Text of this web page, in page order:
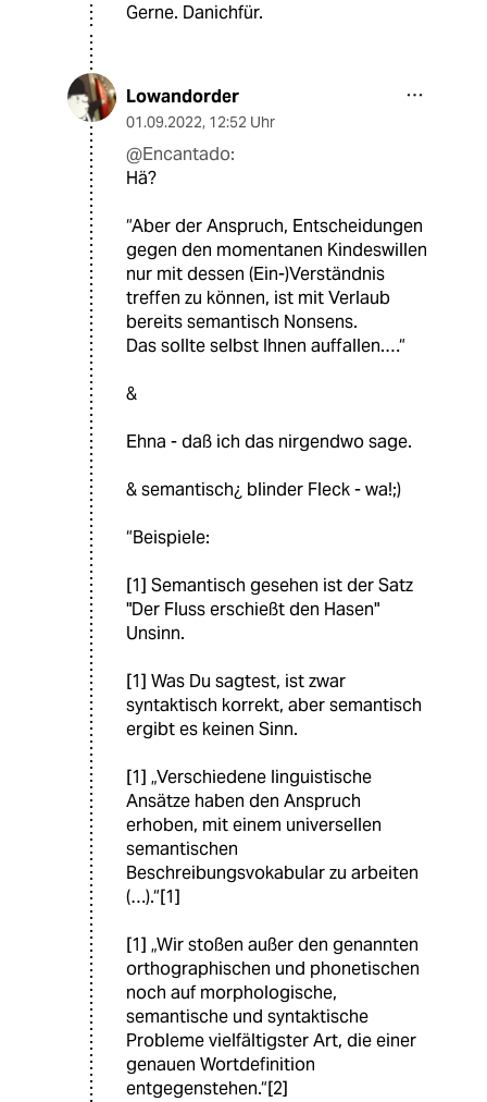
Gerne. Danichfür.
Lowandorder
01.09.2022, 12:52 Uhr
@Encantado:
Hä?
“Aber der Anspruch, Entscheidungen
gegen den momentanen Kindeswillen
nur mit dessen (Ein-)Verständnis
treffen zu können, ist mit Verlaub
bereits semantisch Nonsens.
Das sollte selbst Ihnen auffallen.…“
&
Ehna - daß ich das nirgendwo sage.
& semantisch¿ blinder Fleck - wa!;)
“Beispiele:
[1] Semantisch gesehen ist der Satz
"Der Fluss erschießt den Hasen"
Unsinn.
[1] Was Du sagtest, ist zwar
syntaktisch korrekt, aber semantisch
ergibt es keinen Sinn.
[1] „Verschiedene linguistische
Ansätze haben den Anspruch
erhoben, mit einem universellen
semantischen
Beschreibungsvokabular zu arbeiten
(…).“[1]
[1] „Wir stoßen außer den genannten
orthographischen und phonetischen
noch auf morphologische,
semantische und syntaktische
Probleme vielfältigster Art, die einer
genauen Wortdefinition
entgegenstehen.“[2]